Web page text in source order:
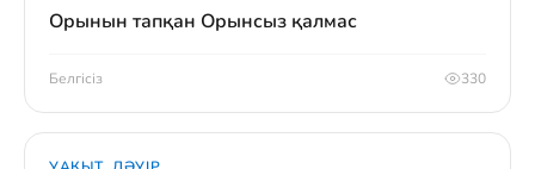
Орынын тапқан Орынсыз қалмас
Белгісіз 330